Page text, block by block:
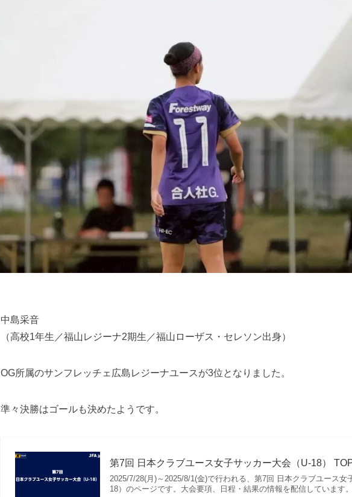
中島采音
（高校1年生／福山レジーナ2期生／福山ローザス・セレソン出身）
OG所属のサンフレッチェ広島レジーナユースが3位となりました。
準々決勝はゴールも決めたようです。
第7回 日本クラブユース女子サッカー大会（U-18）
2025/7/28(月)～2025/8/1(金)で行われる、第7回 日本クラブユース女
18）のページです。大会要項、日程・結果の情報を配信しています